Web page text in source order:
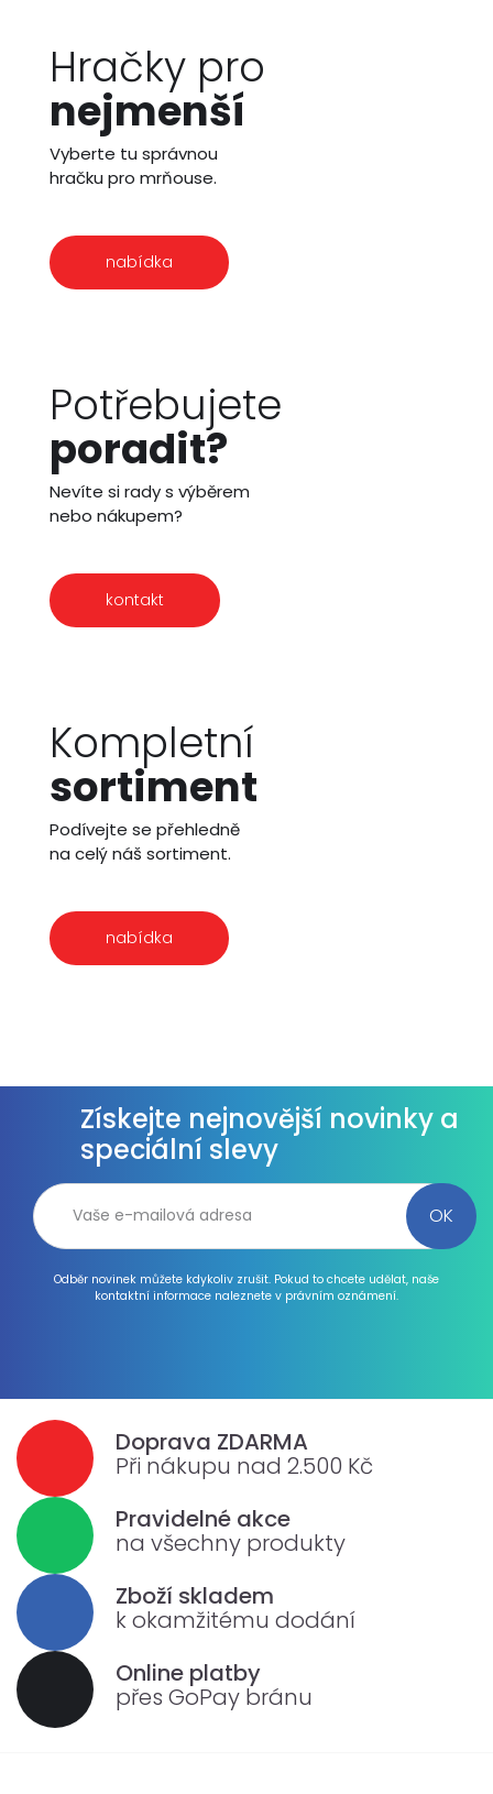
Hračky pro
nejmenší
Vyberte tu správnou
hračku pro mrňouse.
nabídka
Potřebujete
poradit?
Nevíte si rady s výběrem
nebo nákupem?
kontakt
Kompletní
sortiment
Podívejte se přehledně
na celý náš sortiment.
nabídka
Získejte nejnovější novinky a
speciální slevy
Odběr novinek můžete kdykoliv zrušit. Pokud to chcete udělat, naše
kontaktní informace naleznete v právním oznámení.
Doprava ZDARMA
Při nákupu nad 2.500 Kč
Pravidelné akce
na všechny produkty
Zboží skladem
k okamžitému dodání
Online platby
přes GoPay bránu